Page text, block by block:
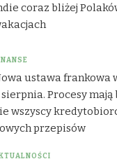
coraz bliżej
ustawa frankowa
sierpnia. Procesy mają
wszyscy
przepisów